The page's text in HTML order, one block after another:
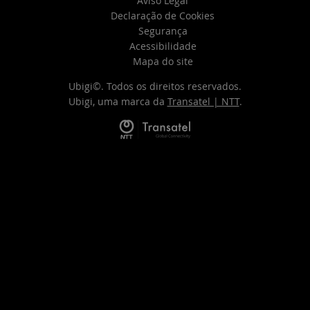
Declaração de Cookies
Segurança
Acessibilidade
Mapa do site
Ubigi©. Todos os direitos reservados.
Ubigi, uma marca da Transatel | NTT.